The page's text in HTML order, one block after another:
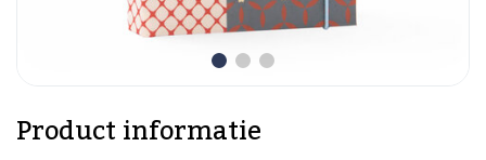
Product informatie